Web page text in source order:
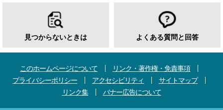
見つからないときは よくある質問と回答
このホームページについて
リンク・著作権・免責事項
プライバシーポリシー
アクセシビリティ
サイトマップ
リンク集
バナー広告について